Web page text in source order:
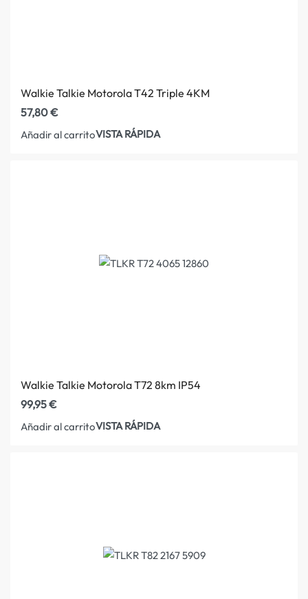
Walkie Talkie Motorola T42 Triple 4KM
57,80€
Añadir al carritoVISTA RÁPIDA
Walkie Talkie Motorola T72 8km IP54
99,95€
Añadir al carritoVISTA RÁPIDA